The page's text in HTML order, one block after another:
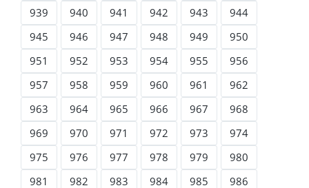
939
940 941 942 943
944
945
946 947 948 949
950
951
952 953 954 955
956
957
958 959 960 961
962
963
964 965 966 967
968
969
970 971 972 973
974
975
976 977 978 979
980
981
982 983 984 985
986